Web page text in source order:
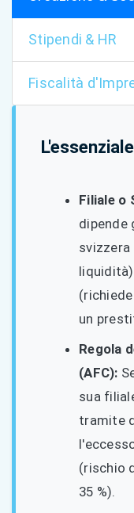
Stipendi & HR
Fiscalità
Filiale o
dipende
un
Regola
(AFC):
sua
tramite
(rischio
35 %).